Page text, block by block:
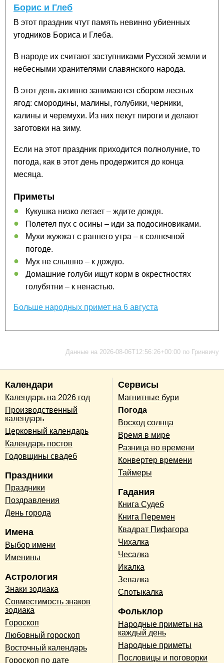
Борис и Глеб
В этот праздник чтут память невинно убиенных
угодников Бориса и Глеба.
В народе их считают заступниками Русской земли и
небесными хранителями славянского народа.
В этот день активно занимаются сбором лесных
ягод: смородины, малины, голубики, черники,
калины и черемухи. Из них пекут пироги и делают
заготовки на зиму.
Если на этот праздник приходится полнолуние, то
погода, как в этот день продержится до конца
месяца.
Приметы
Кукушка низко летает – ждите дождя.
Полетел пух с осины – иди за подосиновиками.
Мухи жужжат с раннего утра – к солнечной
погоде.
Мух не слышно – к дождю.
Домашние голуби ищут корм в окрестностях
голубятни – к ненастью.
Больше народных примет на 6 августа
Данные на 2026-08-06T12:56:26+00:00 по Гринвичу
Календари
Календарь на 2026 год
Производственный
календарь
Церковный календарь
Календарь постов
Годовщины свадеб
Праздники
Праздники
Поздравления
День города
Имена
Выбор имени
Именины
Астрология
Знаки зодиака
Совместимость знаков
зодиака
Гороскоп
Любовный гороскоп
Восточный календарь
Гороскоп по дате
Сервисы
Магнитные бури
Погода
Восход солнца
Время в мире
Разница во времени
Конвертер времени
Таймеры
Гадания
Книга Судеб
Книга Перемен
Квадрат Пифагора
Чихалка
Чесалка
Икалка
Зевалка
Спотыкалка
Фольклор
Народные приметы на
каждый день
Народные приметы
Пословицы и поговорки